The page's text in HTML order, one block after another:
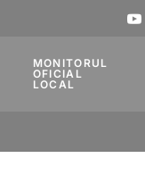
MONITORUL
OFICIAL
LOCAL